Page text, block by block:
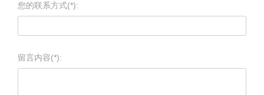
您的联系方式(*):
留言内容(*):